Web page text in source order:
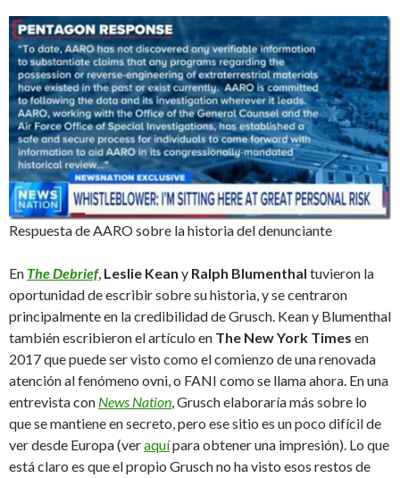
Respuesta de AARO sobre la historia del denunciante
En The Debrief, Leslie Kean y Ralph Blumenthal tuvieron la
oportunidad de escribir sobre su historia, y se centraron
principalmente en la credibilidad de Grusch. Kean y Blumenthal
también escribieron el artículo en The New York Times en
2017 que puede ser visto como el comienzo de una renovada
atención al fenómeno ovni, o FANI como se llama ahora. En una
entrevista con News Nation, Grusch elaboraría más sobre lo
que se mantiene en secreto, pero ese sitio es un poco difícil de
ver desde Europa (veraquípara obtener una impresión). Lo que
está claro es que el propio Grusch no ha visto esos restos de